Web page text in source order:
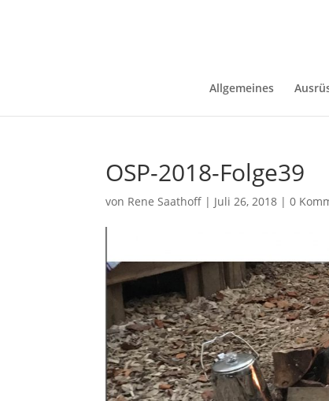
Allgemeines
OSP-2018-Folge39
von Rene Saathoff | Juli 26, 2018 |0